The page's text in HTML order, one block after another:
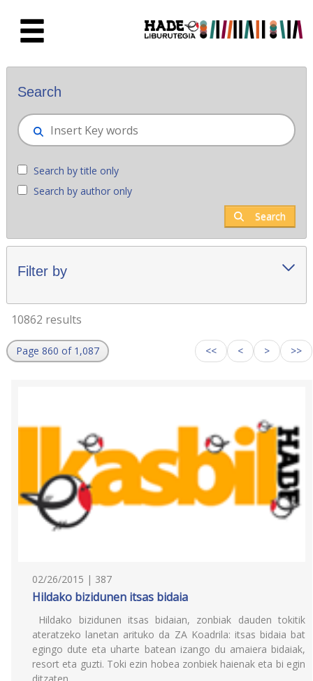
New books - Liburutegia
Search
Search by title only
Search by author only
Search
Filter by
10862 results
Page 860 of 1,087 << < > >>
02/26/2015 | 387
Hildako bizidunen itsas bidaia
Hildako bizidunen itsas bidaian, zonbiak dauden tokitik
ateratzeko lanetan arituko da ZA Koadrila: itsas bidaia bat
egingo dute eta uharte batean izango du amaiera bidaiak,
resort eta guzti. Toki ezin hobea zonbiek haienak eta bi egin